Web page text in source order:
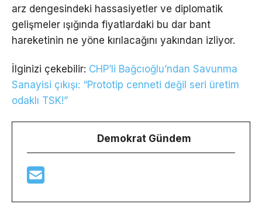
arz dengesindeki hassasiyetler ve diplomatik
gelişmeler ışığında fiyatlardaki bu dar bant
hareketinin ne yöne kırılacağını yakından izliyor.
İlginizi çekebilir: CHP’li Bağcıoğlu’ndan Savunma
Sanayisi çıkışı: “Prototip cenneti değil seri üretim
odaklı TSK!”
Demokrat Gündem